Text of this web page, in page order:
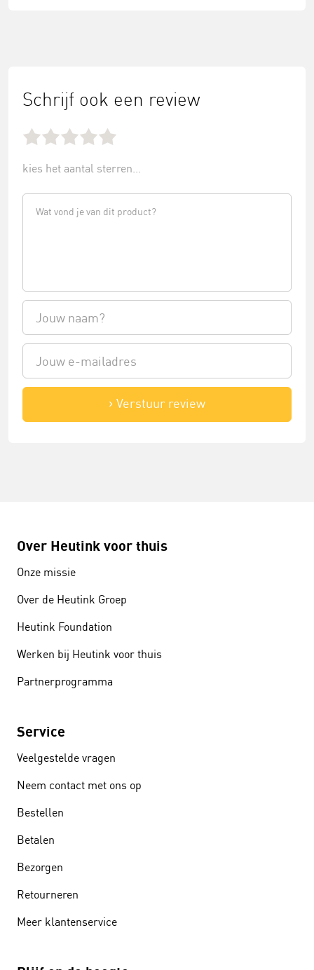
Schrijf ook een review
kies het aantal sterren...
Verstuur review
Over Heutink voor thuis
Onze missie
Over de Heutink Groep
Heutink Foundation
Werken bij Heutink voor thuis
Partnerprogramma
Service
Veelgestelde vragen
Neem contact met ons op
Bestellen
Betalen
Bezorgen
Retourneren
Meer klantenservice